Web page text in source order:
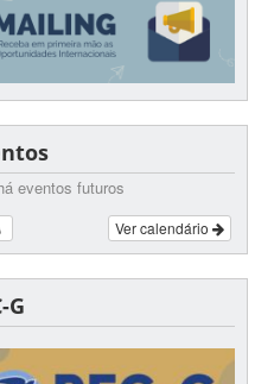
eventos futuros
Ver calendário
G